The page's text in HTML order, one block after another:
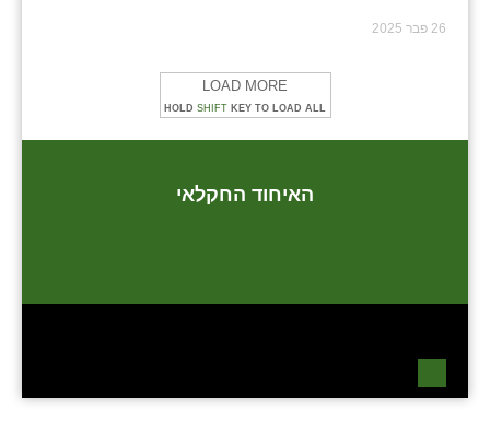
26 פבר 2025
LOAD MORE
HOLD SHIFT KEY TO LOAD ALL
האיחוד החקלאי